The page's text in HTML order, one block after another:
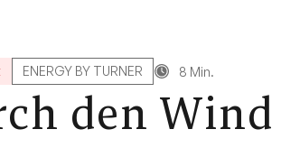
ENERGY BY TURNER 8 Min.
den Wind